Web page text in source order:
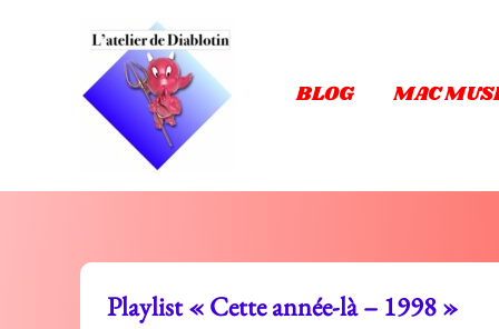
BLOG MAC
Playlist « Cette année-là – 1998 »